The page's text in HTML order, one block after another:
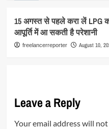
15 अगस्त से पहले करा लें LPG
आपूर्ति में आ सकती है परेशानी
freelancerreporter August 10,
Leave a Reply
Your email address will